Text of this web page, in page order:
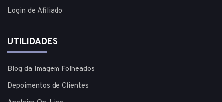
Login de Afiliado
UTILIDADES
Blog da Imagem Folheados
Depoimentos de Clientes